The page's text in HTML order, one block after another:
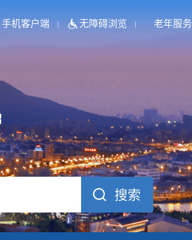
手机客户端 无障碍浏览 老年服务